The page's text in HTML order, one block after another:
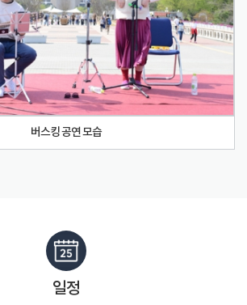
버스킹 공연 모습
일정